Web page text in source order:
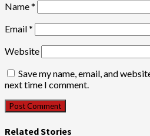
Name*
Email*
Website
Save my name, email, and
next time I comment.
Related Stories